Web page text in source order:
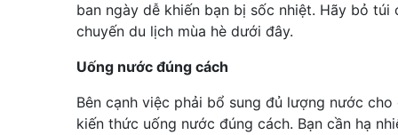
ban ngày dễ khiến bạn bị sốc nhiệt. Hãy bỏ
chuyến du lịch mùa hè dưới đây.
Uống nước đúng cách
Bên cạnh việc phải bổ sung đủ lượng nước
kiến thức uống nước đúng cách. Bạn cần hạ